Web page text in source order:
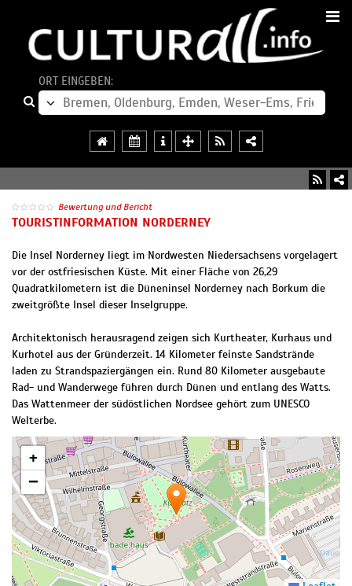
ORT EINGEBEN:
Bewertung und Bericht
TOURISTINFORMATION NORDERNEY
Die Insel Norderney liegt im Nordwesten Niedersachsens vorgelagert
vor der ostfriesischen Küste. Mit einer Fläche von 26,29
Quadratkilometern ist die Düneninsel Norderney nach Borkum die
zweitgrößte Insel dieser Inselgruppe.
Architektonisch herausragend zeigen sich Kurtheater, Kurhaus und
Kurhotel aus der Gründerzeit. 14 Kilometer feinste Sandstrände
laden zu Strandspaziergängen ein. Rund 80 Kilometer ausgebaute
Rad- und Wanderwege führen durch Dünen und entlang des Watts.
Das Wattenmeer der südöstlichen Nordsee gehört zum UNESCO
Welterbe.
+
−